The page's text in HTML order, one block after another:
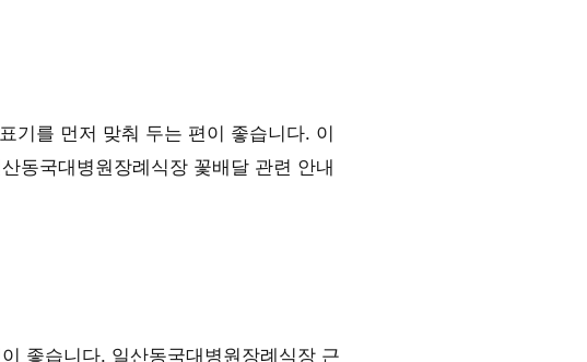
기를 먼저 맞춰 두는 편이 좋습니다. 이
동국대병원장례식장 꽃배달 관련 안내
좋습니다. 일산동국대병원장례식장 근